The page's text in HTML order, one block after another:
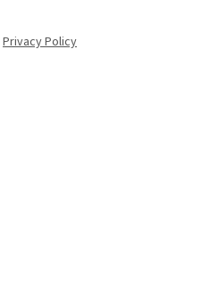
Privacy Policy